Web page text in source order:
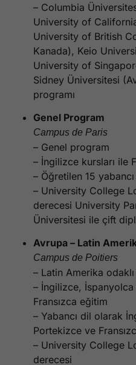
– Columbia
University of
University of British
Kanada), Keio
University of
Sidney Üniversitesi
programı
Genel Program
Campus de Paris
– Genel program
– İngilizce kursları ile
– Öğretilen 15
– University College
derecesi University
Üniversitesi ile çift
Avrupa – Latin
Campus de Poitiers
– Latin Amerika
– İngilizce,
Fransızca eğitim
– Yabancı dil olarak
Portekizce ve
– University College
derecesi